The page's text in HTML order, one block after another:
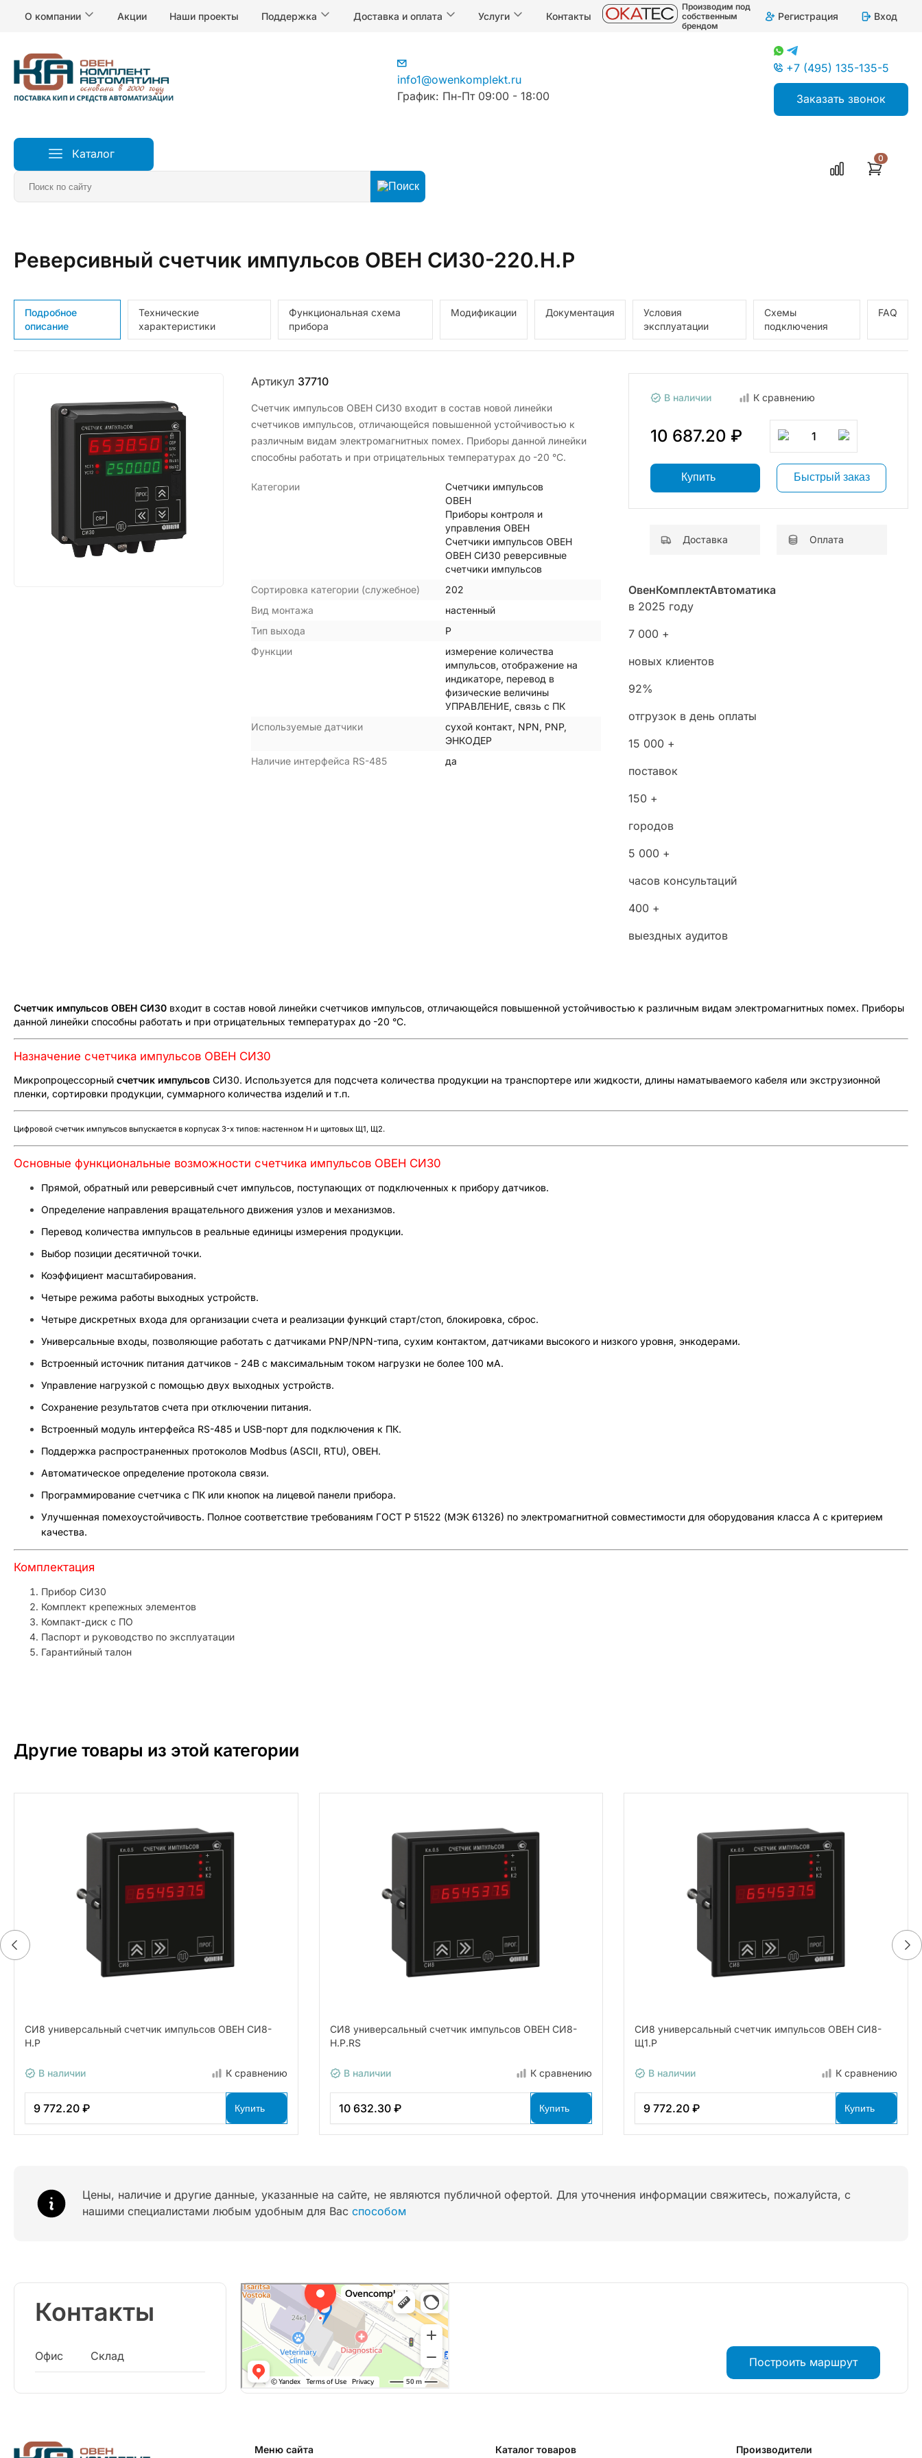
О компании Акции Наши проекты Поддержка Доставка и оплата Услуги Контакты
Производим под
собственным
брендом
Регистрация Вход
info1@owenkomplekt.ru
График: Пн-Пт 09:00 - 18:00
+7 (495) 135-135-5
Заказать звонок
Каталог 0
Главная Измерители и регуляторы температуры Счетчики импульсов
Реверсивный счетчик импульсов ОВЕН СИ30-220.Н.Р
Подробное
описание
Технические
характеристики
Функциональная схема
прибора
Модификации Документация
Условия
эксплуатации
Схемы
подключения
FAQ
Артикул 37710
Счетчик импульсов ОВЕН СИ30 входит в состав новой линейки
счетчиков импульсов, отличающейся повышенной устойчивостью к
различным видам электромагнитных помех. Приборы данной линейки
способны работать и при отрицательных температурах до -20 °С.
Категории
Счетчики импульсов
ОВЕН
Приборы контроля и
управления ОВЕН
Счетчики импульсов ОВЕН
ОВЕН СИ30 реверсивные
счетчики импульсов
Сортировка категории (служебное)
202
Вид монтажа
настенный
Тип выхода
Р
Функции
измерение количества
импульсов, отображение на
индикаторе, перевод в
физические величины
УПРАВЛЕНИЕ, связь с ПК
Используемые датчики
сухой контакт, NPN, PNP,
ЭНКОДЕР
Наличие интерфейса RS-485
да
В наличии К сравнению
10 687.20 ₽ 1
Купить Быстрый заказ
Доставка Оплата
ОвенКомплектАвтоматика
в 2025 году
7 000 +
новых клиентов
92%
отгрузок в день оплаты
15 000 +
поставок
150 +
городов
5 000 +
часов консультаций
400 +
выездных аудитов
Счетчик импульсов ОВЕН СИ30 входит в состав новой линейки счетчиков импульсов, отличающейся повышенной устойчивостью к различным видам электромагнитных помех. Приборы
данной линейки способны работать и при отрицательных температурах до -20 °С.
Назначение счетчика импульсов ОВЕН СИ30
Микропроцессорный счетчик импульсов СИ30. Используется для подсчета количества продукции на транспортере или жидкости, длины наматываемого кабеля или экструзионной
пленки, сортировки продукции, суммарного количества изделий и т.п.
Цифровой счетчик импульсов выпускается в корпусах 3-х типов: настенном Н и щитовых Щ1, Щ2.
Основные функциональные возможности счетчика импульсов ОВЕН СИ30
Прямой, обратный или реверсивный счет импульсов, поступающих от подключенных к прибору датчиков.
Определение направления вращательного движения узлов и механизмов.
Перевод количества импульсов в реальные единицы измерения продукции.
Выбор позиции десятичной точки.
Коэффициент масштабирования.
Четыре режима работы выходных устройств.
Четыре дискретных входа для организации счета и реализации функций старт/стоп, блокировка, сброс.
Универсальные входы, позволяющие работать с датчиками PNP/NPN-типа, сухим контактом, датчиками высокого и низкого уровня, энкодерами.
Встроенный источник питания датчиков - 24В с максимальным током нагрузки не более 100 мА.
Управление нагрузкой с помощью двух выходных устройств.
Сохранение результатов счета при отключении питания.
Встроенный модуль интерфейса RS-485 и USB-порт для подключения к ПК.
Поддержка распространенных протоколов Modbus (ASCII, RTU), ОВЕН.
Автоматическое определение протокола связи.
Программирование счетчика с ПК или кнопок на лицевой панели прибора.
Улучшенная помехоустойчивость. Полное соответствие требованиям ГОСТ Р 51522 (МЭК 61326) по электромагнитной совместимости для оборудования класса А с критерием
качества.
Комплектация
Прибор СИ30
Комплект крепежных элементов
Компакт-диск с ПО
Паспорт и руководство по эксплуатации
Гарантийный талон
Другие товары из этой категории
СИ8 универсальный счетчик импульсов ОВЕН СИ8-
Н.Р
В наличии К сравнению
9 772.20 ₽ Купить
СИ8 универсальный счетчик импульсов ОВЕН СИ8-
Н.Р.RS
В наличии К сравнению
10 632.30 ₽ Купить
СИ8 универсальный счетчик импульсов ОВЕН СИ8-
Щ1.Р
В наличии К сравнению
9 772.20 ₽ Купить
Цены, наличие и другие данные, указанные на сайте, не являются публичной офертой. Для уточнения информации свяжитесь, пожалуйста, с
нашими специалистами любым удобным для Вас способом
Контакты
Офис Склад Построить маршрут
Меню сайта Каталог товаров Производители